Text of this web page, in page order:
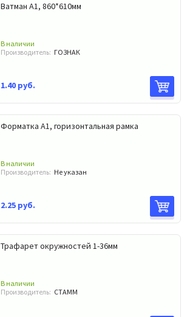
Ватман А1, 860*610мм
В наличии
Производитель: ГОЗНАК
1.40 руб.
Форматка А1, горизонтальная рамка
В наличии
Производитель: Не указан
2.25 руб.
Трафарет окружностей 1-36мм
В наличии
Производитель: СТАММ